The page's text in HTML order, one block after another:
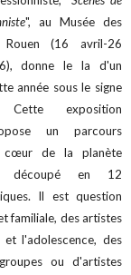
", au Musée des
Rouen (16 avril-26
donne le la d'un
année sous le signe
exposition
un parcours
cœur de la planète
découpé en 12
Il est question
familiale, des artistes
l'adolescence, des
ou d'artistes